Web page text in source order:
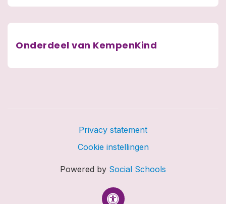
Onderdeel van KempenKind
Privacy statement
Cookie instellingen
Powered by Social Schools